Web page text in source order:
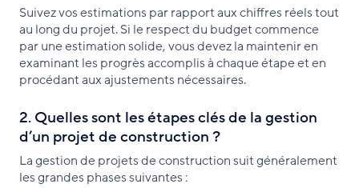
Suivez vos estimations par rapport aux chiffres réels tout
au long du projet. Si le respect du budget commence
par une estimation solide, vous devez la maintenir en
examinant les progrès accomplis à chaque étape et en
procédant aux ajustements nécessaires.
2. Quelles sont les étapes clés de la gestion
d’un projet de construction ?
La gestion de projets de construction suit généralement
les grandes phases suivantes :